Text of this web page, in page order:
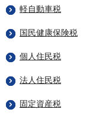
軽自動車税
国民健康保険税
個人住民税
法人住民税
固定資産税